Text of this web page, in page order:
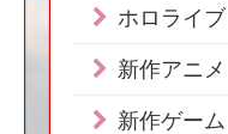
ホロライブ
新作アニメ
新作ゲーム